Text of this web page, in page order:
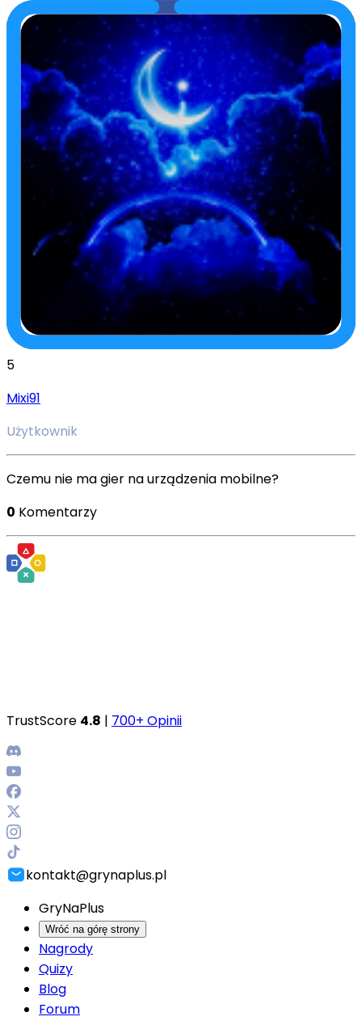
5
Mixi91
Użytkownik
Czemu nie ma gier na urządzenia mobilne?
0 Komentarzy
TrustScore 4.8 | 700+ Opinii
kontakt@grynaplus.pl
GryNaPlus
Wróć na górę strony
Nagrody
Quizy
Blog
Forum